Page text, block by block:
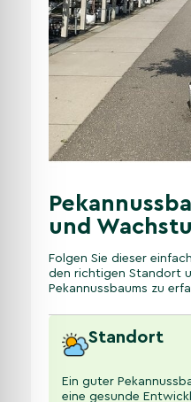
und
Folgen Sie dieser
den richtigen Standort
Pekannussbaums zu
Standort
Ein guter
eine gesunde